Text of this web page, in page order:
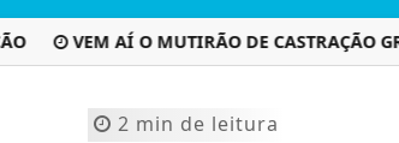
VEM AÍ O MUTIRÃO DE CASTRAÇÃO
2 min de leitura